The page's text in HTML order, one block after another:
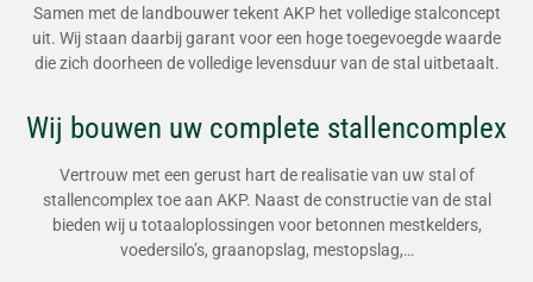
Samen met de landbouwer tekent AKP het volledige stalconcept
uit. Wij staan daarbij garant voor een hoge toegevoegde waarde
die zich doorheen de volledige levensduur van de stal uitbetaalt.
Wij bouwen uw complete stallencomplex
Vertrouw met een gerust hart de realisatie van uw stal of
stallencomplex toe aan AKP. Naast de constructie van de stal
bieden wij u totaaloplossingen voor betonnen mestkelders,
voedersilo’s, graanopslag, mestopslag,…